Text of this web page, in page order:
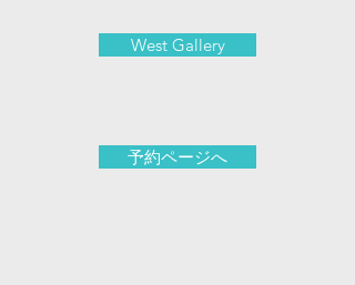
West Gallery
予約ページへ